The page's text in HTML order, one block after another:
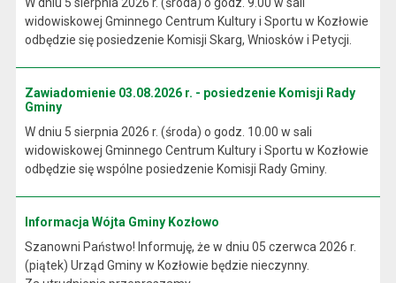
widowiskowej Gminnego Centrum Kultury i Sportu w Kozłowie
odbędzie się posiedzenie Komisji Skarg, Wniosków i Petycji.
Zawiadomienie 03.08.2026 r. - posiedzenie Komisji Rady
Gminy
W dniu 5 sierpnia 2026 r. (środa) o godz. 10.00 w sali
widowiskowej Gminnego Centrum Kultury i Sportu w Kozłowie
odbędzie się wspólne posiedzenie Komisji Rady Gminy.
Informacja Wójta Gminy Kozłowo
Szanowni Państwo! Informuję, że w dniu 05 czerwca 2026 r.
(piątek) Urząd Gminy w Kozłowie będzie nieczynny.